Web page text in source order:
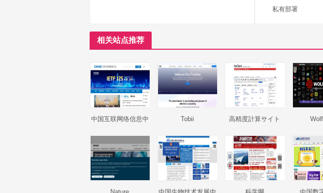
私有部署
相关站点推荐
中国互联网络信息中
Tobii 高精度計算サイト